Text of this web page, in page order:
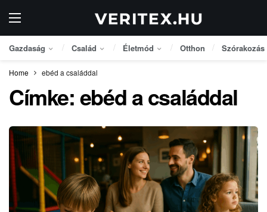
Gazdaság Család Életmód Otthon Szórakozás
Home ebéd a családdal
Címke:ebéd a családdal